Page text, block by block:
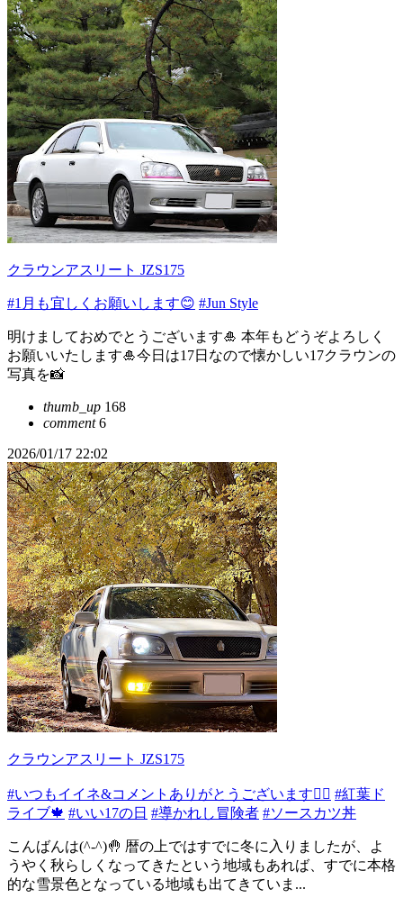
クラウンアスリート JZS175
#1月も宜しくお願いします😊 #Jun Style
明けましておめでとうございます🎍 本年もどうぞよろしく
お願いいたします🎍今日は17日なので懐かしい17クラウンの
写真を📸
thumb_up 168
comment6
2026/01/17 22:02
クラウンアスリート JZS175
#いつもイイネ&コメントありがとうございます🙇‍♂️ #紅葉ド
ライブ🍁 #いい17の日 #導かれし冒険者 #ソースカツ丼
こんばんは(^-^)🤚 暦の上ではすでに冬に入りましたが、よ
うやく秋らしくなってきたという地域もあれば、すでに本格
的な雪景色となっている地域も出てきていま...